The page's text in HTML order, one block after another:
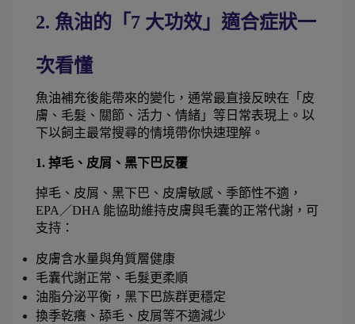
2. 魚油的「7 大功效」適合症狀一
次看懂
魚油補充後能帶來的變化，通常最直接反映在「皮
膚、毛髮、關節、活力、情緒」等日常表現上。以
下以飼主最常搜尋的情境帶你快速理解。
1. 掉毛、皮屑、黑下巴反覆
掉毛、皮屑、黑下巴、皮膚敏感、季節性不適，
EPA／DHA 能協助維持皮膚與毛囊的正常代謝，可
支持：
皮膚含水量與角質層健康
毛囊代謝正常、毛髮更柔順
油脂分泌平衡，黑下巴族群更穩定
換季乾癢、舔毛、皮屑等不適減少